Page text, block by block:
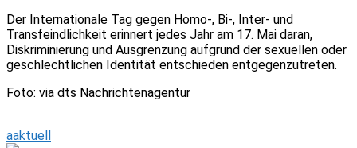
Der Internationale Tag gegen Homo-, Bi-, Inter- und
Transfeindlichkeit erinnert jedes Jahr am 17. Mai daran,
Diskriminierung und Ausgrenzung aufgrund der sexuellen oder
geschlechtlichen Identität entschieden entgegenzutreten.
Foto: via dts Nachrichtenagentur
aaktuell